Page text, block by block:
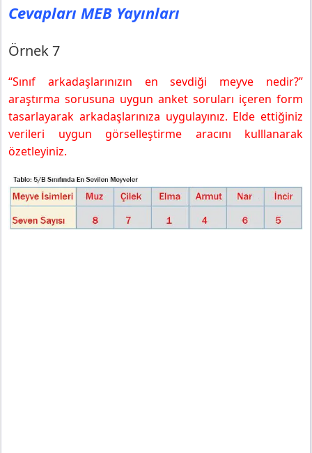
Cevapları MEB Yayınları
Örnek 7
“Sınıf arkadaşlarınızın en sevdiği meyve nedir?”
araştırma sorusuna uygun anket soruları içeren form
tasarlayarak arkadaşlarınıza uygulayınız. Elde ettiğiniz
verileri uygun görselleştirme aracını kulllanarak
özetleyiniz.